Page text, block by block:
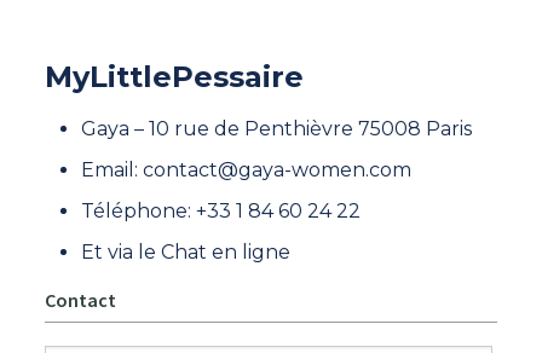
MyLittlePessaire
Gaya – 10 rue de Penthièvre 75008 Paris
Email: contact@gaya-women.com
Téléphone: +33 1 84 60 24 22
Et via le Chat en ligne